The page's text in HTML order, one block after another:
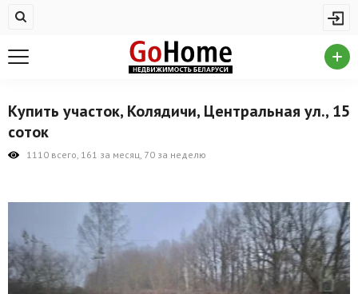
Купить квартиру
На сутки
Новостройки
Комерческая недвижимость
Продажа коммерческой недвижимости
Аренда коммерческой недвижимости
Купить участок, Колядичи, Центральная ул., 15
соток
1110 всего, 161 за месяц, 70 за неделю